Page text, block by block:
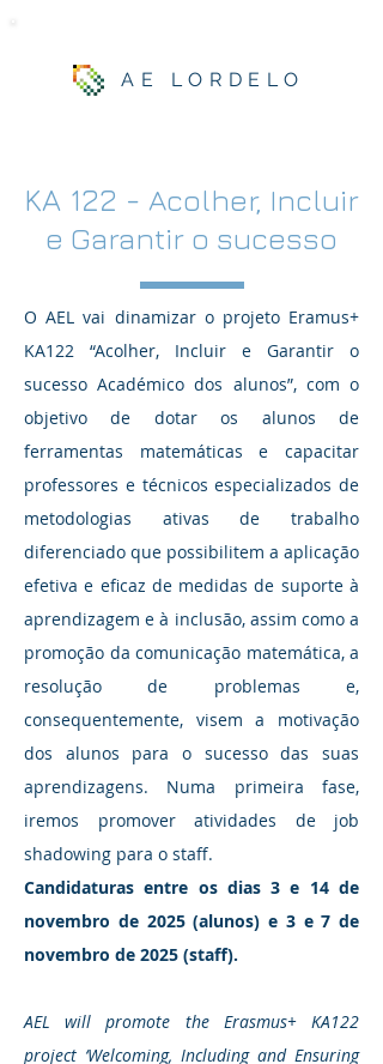
AE LORDELO
KA 122 - Acolher, Incluir
e Garantir o sucesso
O AEL vai dinamizar o projeto Eramus+
KA122 “Acolher, Incluir e Garantir o
sucesso Académico dos alunos”, com o
objetivo de dotar os alunos de
ferramentas matemáticas e capacitar
professores e técnicos especializados de
metodologias ativas de trabalho
diferenciado que possibilitem a aplicação
efetiva e eficaz de medidas de suporte à
aprendizagem e à inclusão, assim como a
promoção da comunicação matemática, a
resolução de problemas e,
consequentemente, visem a motivação
dos alunos para o sucesso das suas
aprendizagens. Numa primeira fase,
iremos promover atividades de job
shadowing para o staff.
Candidaturas entre os dias 3 e 14 de
novembro de 2025 (alunos) e 3 e 7 de
novembro de 2025 (staff).
AEL will promote the Erasmus+ KA122
project ‘Welcoming, Including and Ensuring